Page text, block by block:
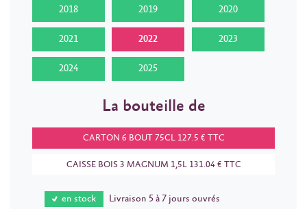
2018 2019 2020
2021 2022 2023
2024 2025
La bouteille de
CARTON 6 BOUT 75CL 127.5 € TTC
CAISSE BOIS 3 MAGNUM 1,5L 131.04 € TTC
en stock Livraison 5 à 7 jours ouvrés